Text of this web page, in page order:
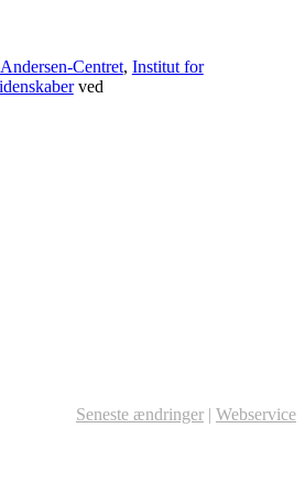
Centret, Institut for
ved
Seneste ændringer | Webservice